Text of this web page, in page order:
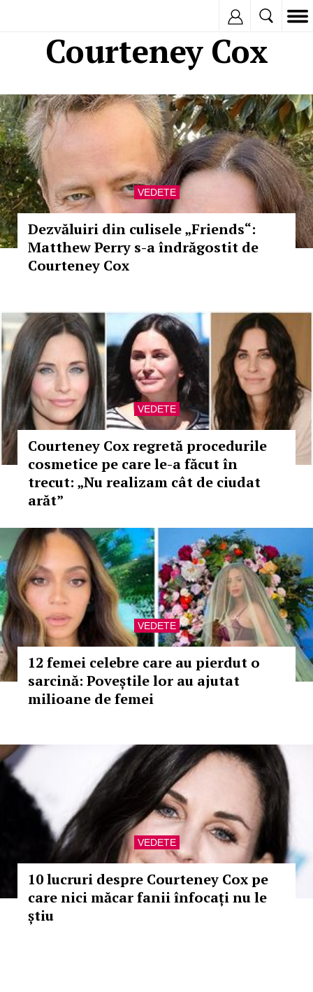
Courteney Cox
VEDETE
Dezvăluiri din culisele „Friends“:
Matthew Perry s-a îndrăgostit de
Courteney Cox
VEDETE
Courteney Cox regretă procedurile
cosmetice pe care le-a făcut în
trecut: „Nu realizam cât de ciudat
arăt”
VEDETE
12 femei celebre care au pierdut o
sarcină: Poveștile lor au ajutat
milioane de femei
VEDETE
10 lucruri despre Courteney Cox pe
care nici măcar fanii înfocați nu le
știu